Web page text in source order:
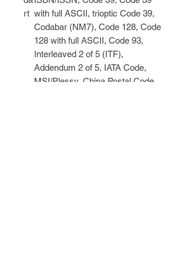
rt with full ASCII, trioptic Code 39,
Codabar (NM7), Code 128, Code
128 with full ASCII, Code 93,
Interleaved 2 of 5 (ITF),
Addendum 2 of 5, IATA Code,
MSI/Plessy, China Postal Code,